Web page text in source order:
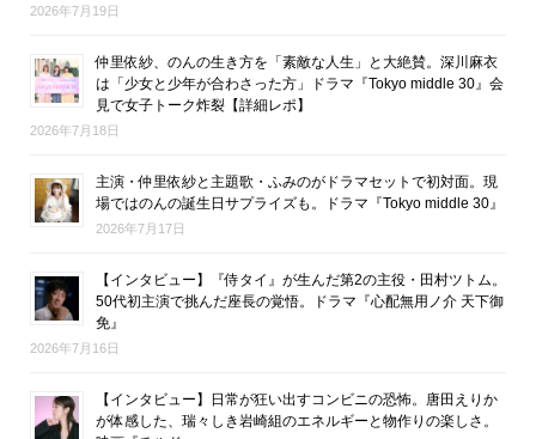
2026年7月19日
仲里依紗、のんの生き方を「素敵な人生」と大絶賛。深川麻衣
は「少女と少年が合わさった方」ドラマ『Tokyo middle 30』会
見で女子トーク炸裂【詳細レポ】
2026年7月18日
主演・仲里依紗と主題歌・ふみのがドラマセットで初対面。現
場ではのんの誕生日サプライズも。ドラマ『Tokyo middle 30』
2026年7月17日
【インタビュー】『侍タイ』が生んだ第2の主役・田村ツトム。
50代初主演で挑んだ座長の覚悟。ドラマ『心配無用ノ介 天下御
免』
2026年7月16日
【インタビュー】日常が狂い出すコンビニの恐怖。唐田えりか
が体感した、瑞々しき岩崎組のエネルギーと物作りの楽しさ。